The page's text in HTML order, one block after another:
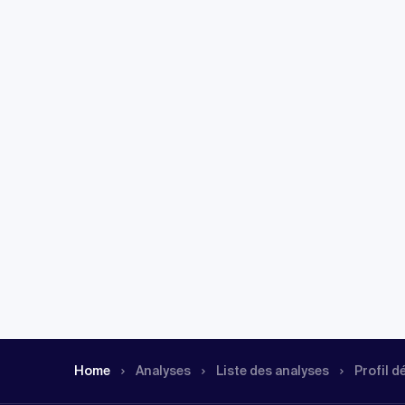
Home Analyses Liste des analyses Profil